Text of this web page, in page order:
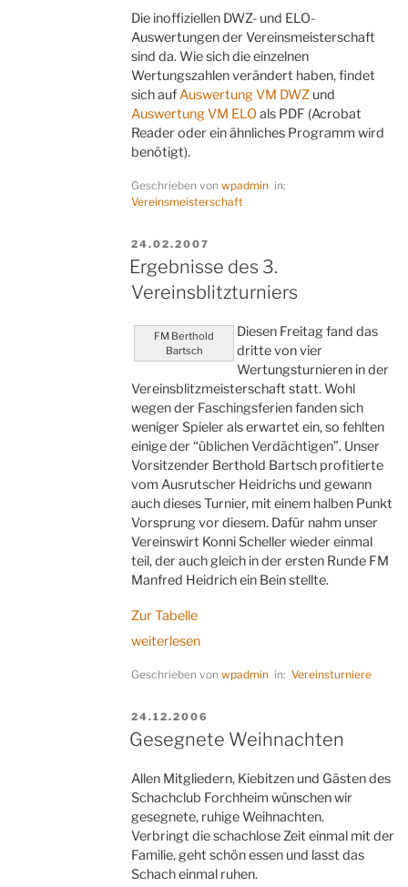
Die inoffiziellen DWZ- und ELO-
Auswertungen der Vereinsmeisterschaft
sind da. Wie sich die einzelnen
Wertungszahlen verändert haben, findet
sich aufAuswertung VM DWZ und
Auswertung VM ELO als PDF (Acrobat
Reader oder ein ähnliches Programm wird
benötigt).
Geschrieben vonwpadmin in:
Vereinsmeisterschaft
VERÖFFENTLICHT
AM
24.02.2007
Ergebnisse des 3.
Vereinsblitzturniers
FM Berthold
Bartsch
Diesen Freitag fand das
dritte von vier
Wertungsturnieren in der
Vereinsblitzmeisterschaft statt. Wohl
wegen der Faschingsferien fanden sich
weniger Spieler als erwartet ein, so fehlten
einige der “üblichen Verdächtigen”. Unser
Vorsitzender Berthold Bartsch profitierte
vom Ausrutscher Heidrichs und gewann
auch dieses Turnier, mit einem halben Punkt
Vorsprung vor diesem. Dafür nahm unser
Vereinswirt Konni Scheller wieder einmal
teil, der auch gleich in der ersten Runde FM
Manfred Heidrich ein Bein stellte.
Zur Tabelle
„Ergebnisse
3.
weiterlesen
Geschrieben vonwpadmin in:Vereinsturniere
VERÖFFENTLICHT
AM
24.12.2006
Gesegnete Weihnachten
Allen Mitgliedern, Kiebitzen und Gästen des
Schachclub Forchheim wünschen wir
gesegnete, ruhige Weihnachten.
Verbringt die schachlose Zeit einmal mit der
Familie, geht schön essen und lasst das
Schach einmal ruhen.